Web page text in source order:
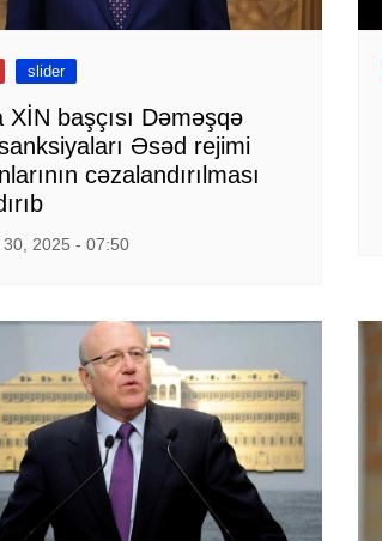
slider
XİN başçısı Dəməşqə
Əsəd rejimi
cəzalandırılması
30, 2025 - 07:50